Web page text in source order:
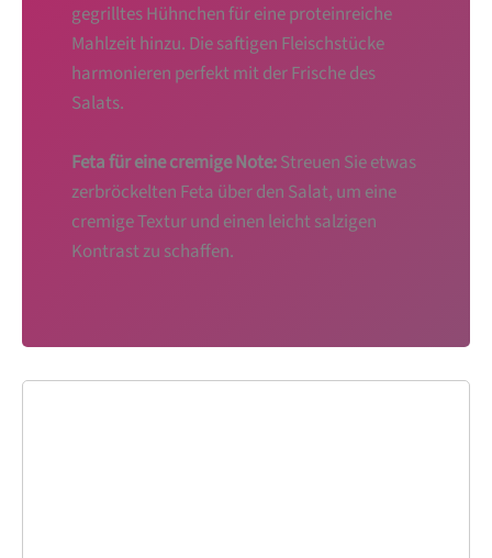
gegrilltes Hühnchen für eine proteinreiche
Mahlzeit hinzu. Die saftigen Fleischstücke
harmonieren perfekt mit der Frische des
Salats.
Feta für eine cremige Note:Streuen Sie etwas
zerbröckelten Feta über den Salat, um eine
cremige Textur und einen leicht salzigen
Kontrast zu schaffen.